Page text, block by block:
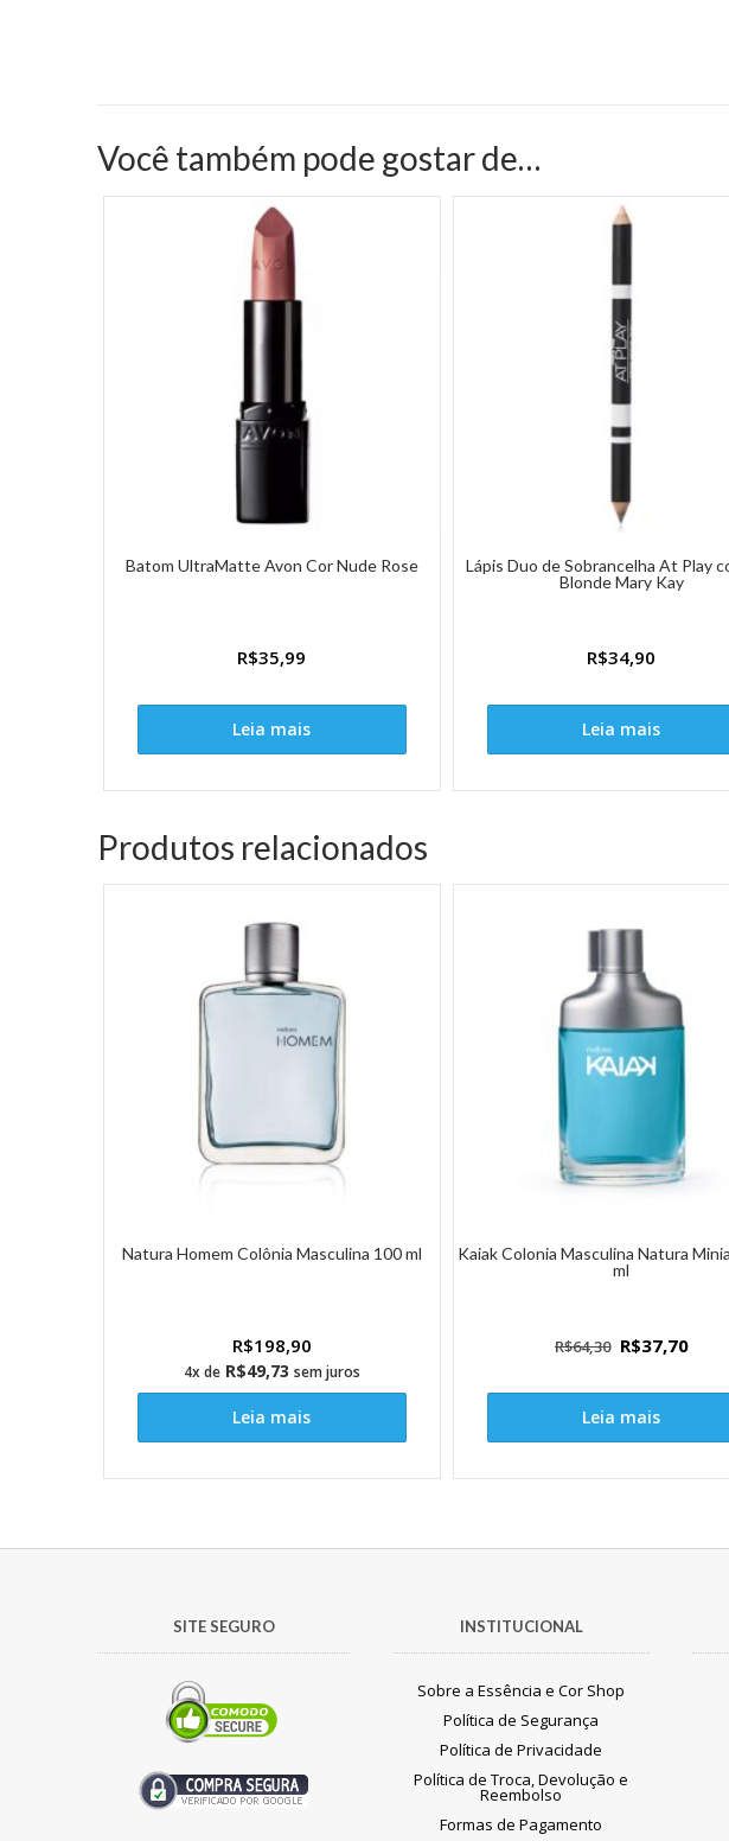
Você também pode gostar de…
Batom UltraMatte Avon Cor Nude Rose
R$35,99
Leia mais
Lápis Duo de Sobrancelha At Play
Blonde Mary Kay
R$34,90
Leia mais
Produtos relacionados
Natura Homem Colônia Masculina 100 ml
R$198,90
4x de R$49,73 sem juros
Leia mais
Kaiak Colonia Masculina Natura
ml
R$64,30 O
original
era:
R$64,30.
R$37,70O
Leia mais
SITE SEGURO INSTITUCIONAL
Sobre a Essência e Cor Shop
Política de Segurança
Política de Privacidade
Política de Troca, Devolução e
Reembolso
Formas de Pagamento